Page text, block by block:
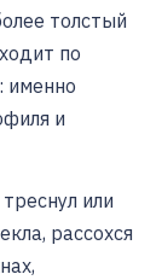
толстый
по
именно
и
или
рассохся